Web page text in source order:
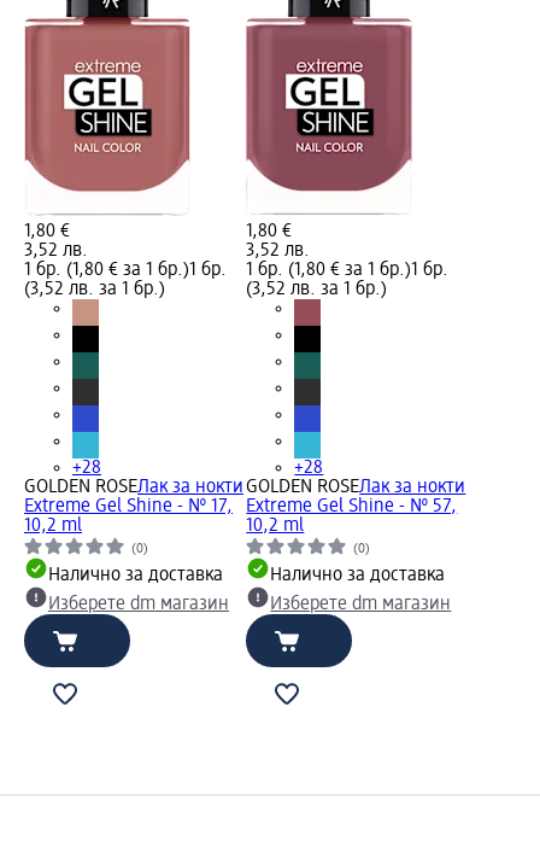
1,80 €
3,52 лв.
1 бр. (1,80 € за 1 бр.)1 бр.
(3,52 лв. за 1 бр.)
+28
GOLDEN ROSEЛак за нокти
Extreme Gel Shine - № 17,
10,2 ml
(0)
Налично за доставка
Изберете dm магазин
1,80 €
3,52 лв.
1 бр. (1,80 € за 1 бр.)1 бр.
(3,52 лв. за 1 бр.)
+28
GOLDEN ROSEЛак за нокти
Extreme Gel Shine - № 57,
10,2 ml
(0)
Налично за доставка
Изберете dm магазин